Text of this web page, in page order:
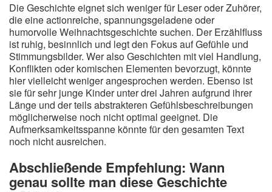
Die Geschichte eignet sich weniger für Leser oder Zuhörer,
die eine actionreiche, spannungsgeladene oder
humorvolle Weihnachtsgeschichte suchen. Der Erzählfluss
ist ruhig, besinnlich und legt den Fokus auf Gefühle und
Stimmungsbilder. Wer also Geschichten mit viel Handlung,
Konflikten oder komischen Elementen bevorzugt, könnte
hier vielleicht weniger angesprochen werden. Ebenso ist
sie für sehr junge Kinder unter drei Jahren aufgrund ihrer
Länge und der teils abstrakteren Gefühlsbeschreibungen
möglicherweise noch nicht optimal geeignet. Die
Aufmerksamkeitsspanne könnte für den gesamten Text
noch nicht ausreichen.
Abschließende Empfehlung: Wann
genau sollte man diese Geschichte